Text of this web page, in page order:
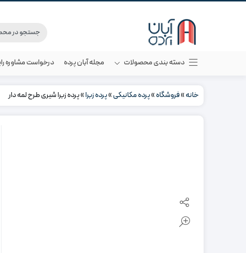
دسته بندی محصولات مجله آبان پرده درخواست مشاوره
خانه»فروشگاه»پرده مکانیکی»پرده زبرا»پرده زبرا شیری طرح لمه دار